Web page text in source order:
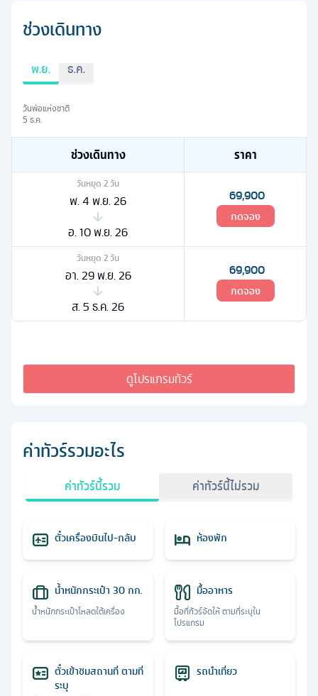
ช่วงเดินทาง
พ.ย. ธ.ค.
วันพ่อแห่งชาติ
5 ธ.ค.
ช่วงเดินทาง ราคา
วันหยุด 2วัน
พ. 4 พ.ย. 26
อ. 10 พ.ย. 26
69,900
กดจอง
วันหยุด 2วัน
อา. 29 พ.ย. 26
ส. 5 ธ.ค. 26
69,900
กดจอง
ดูโปรแกรมทัวร์
ค่าทัวร์รวมอะไร
ค่าทัวร์นี้รวม ค่าทัวร์นี้ไม่รวม
ตั๋วเครื่องบินไป-กลับ ห้องพัก
น้ำหนักกระเป๋า 30 กก.
น้ำหนักกระเป๋าโหลดใต้เครื่อง
มื้ออาหาร
มื้อที่ทัวร์จัดให้ ตามที่ระบุใน
โปรแกรม
ตั๋วเข้าชมสถานที่ ตามที่
ระบุ
รถนำเที่ยว